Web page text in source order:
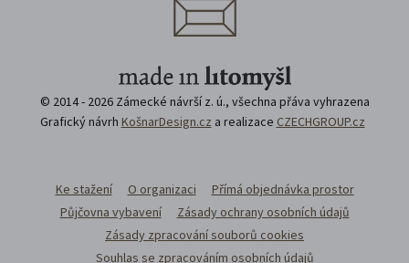
© 2014 - 2026 Zámecké návrší z. ú., všechna přáva vyhrazena
Grafický návrh KošnarDesign.cz a realizace CZECHGROUP.cz
Ke stažení O organizaci
Přímá objednávka prostor
Půjčovna vybavení
Zásady ochrany osobních údajů
Zásady zpracování souborů cookies
Souhlas se zpracováním osobních údajů